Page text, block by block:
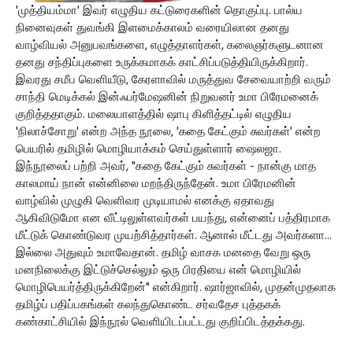
'முத்தியம்மா' இவர் எழுதிய கட்டுரைகளின் தொகுப்பு. பால்ய
நினைவுகள் துவங்கி இளமைக்காலம் வரையிலான தனது
வாழ்வியல் அனுபவங்களை, எழுத்தாளர்கள், கலைஞர்களுடனான
தனது சந்திப்புகளை உருக்கமாகக் காட்சிப்படுத்தியிருக்கிறார்.
இவரது சமீப வெளியீடு, கேரளாவில் மருத்துவ சேவையாற்றி வரும்
சாந்தி மெடிக்கல் இன்ஃபர்மேஷனின் நிறுவனர் உமா பிரேமனைக்
குறித்ததாகும். மலையாளத்தில் ஷாபு கிளித்தட்டில் எழுதிய
'நிலாச்சோறு' என்ற அந்த நூலை, 'கதை கேட்கும் சுவர்கள்' என்ற
பெயரில் தமிழில் மொழியாக்கம் செய்துள்ளார் ஷைலஜா.
இந்நூலைப் பற்றி அவர், "கதை கேட்கும் சுவர்கள் - நான்கு மாத
காலமாய் நான் என்னிலை மறந்திருந்தேன். உமா பிரேமனின்
வாழ்வில் முழுகி வெளிவர முடியாமல் எனக்கு ஏதாவது
ஆகிவிடுமோ என வீட்டிலுள்ளவர்கள் பயந்து, என்னைப் பத்திரமாக
மீட்டுக் கொண்டுவர முயற்சித்தார்கள். ஆனால் மீட்டது அவர்களா...
இல்லை அதுவும் உமாவேதான். தமிழ் வாசக மனதை வேறு ஒரு
மனநிலைக்கு இட்டுச்செல்லும் ஒரு பிரதியை என் மொழியில்
மொழிபெயர்த்திருக்கிறேன்" என்கிறார். ஷார்ஜாவில், முதன்முதலாக
தமிழ்ப் பதிப்பகங்கள் கலந்துகொண்ட சர்வதேச புத்தகக்
கண்காட்சியில் இந்நூல் வெளியிடப்பட்டது குறிப்பிடத்தக்கது.